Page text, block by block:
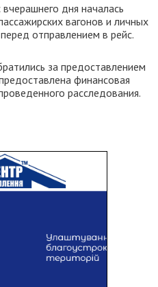
вчерашнего дня началась
вагонов и личных
отправлением в рейс.
за предоставлением
финансовая
расследования.